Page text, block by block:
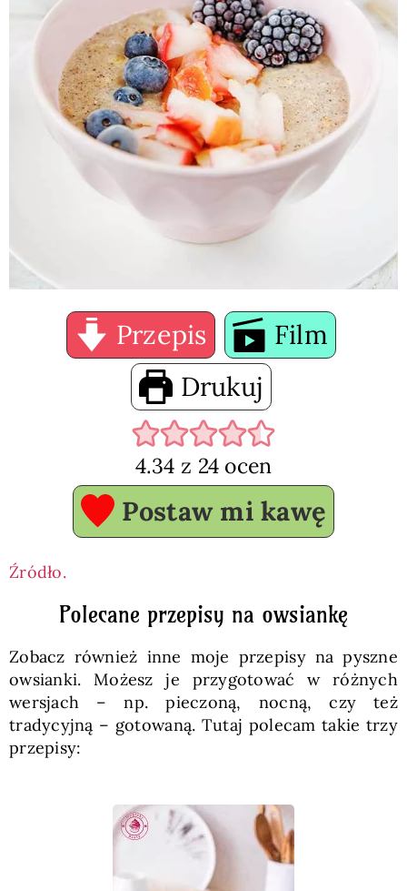
Przepis
Film
Drukuj
4.34 z 24 ocen
Postaw mi kawę
Źródło.
Polecane przepisy na owsiankę
Zobacz również inne moje przepisy na pyszne
owsianki. Możesz je przygotować w różnych
wersjach – np. pieczoną, nocną, czy też
tradycyjną – gotowaną. Tutaj polecam takie trzy
przepisy: